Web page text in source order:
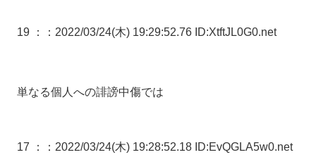
19 ： ：2022/03/24(木) 19:29:52.76 ID:XtftJL0G0.net
単なる個人への誹謗中傷では
17 ： ：2022/03/24(木) 19:28:52.18 ID:EvQGLA5w0.net